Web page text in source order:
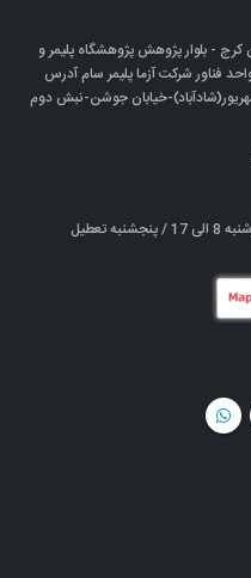
15 اتوبان تهران کرج - بلوار پژوهش پژوهشگاه پلیمر و
فناور شرکت آزما پلیمر سام آدرس
کیلومتر 5 جاده قدیم کرج-خیابان 17 شهریور(شادآباد)-خیابان جوشن-نبش دوم
تعطیل